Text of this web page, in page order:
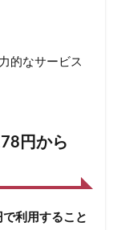
的なサービス
円から
利用すること